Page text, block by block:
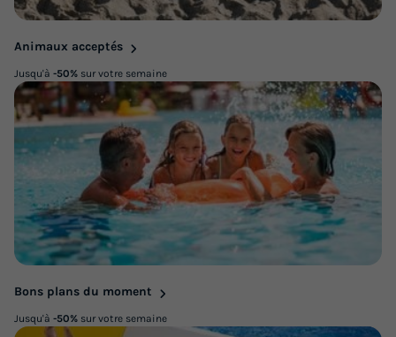
Animaux acceptés
Jusqu'à -50% sur votre semaine
Bons plans du moment
Jusqu'à -50% sur votre semaine